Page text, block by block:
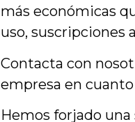
más económicas
uso, suscripciones
Contacta con
empresa en
Hemos forjado